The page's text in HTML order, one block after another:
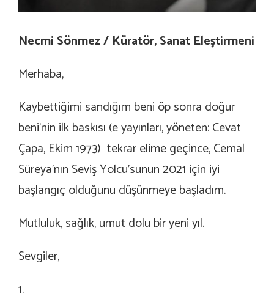
Necmi Sönmez / Küratör, Sanat Eleştirmeni
Merhaba,
Kaybettiğimi sandığım beni öp sonra doğur
beni’nin ilk baskısı (e yayınları, yöneten: Cevat
Çapa, Ekim 1973) tekrar elime geçince, Cemal
Süreya’nın Seviş Yolcu’sunun 2021 için iyi
başlangıç olduğunu düşünmeye başladım.
Mutluluk, sağlık, umut dolu bir yeni yıl.
Sevgiler,
1.